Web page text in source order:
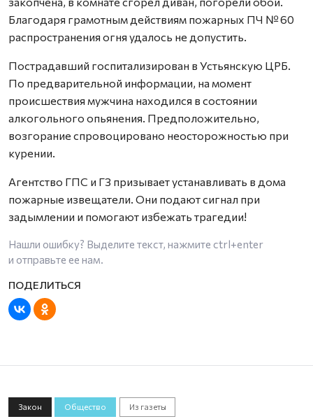
Благодаря грамотным действиям пожарных ПЧ № 60
распространения огня удалось не допустить.
Пострадавший госпитализирован в Устьянскую ЦРБ.
По предварительной информации, на момент
происшествия мужчина находился в состоянии
алкогольного опьянения. Предположительно,
возгорание спровоцировано неосторожностью при
курении.
Агентство ГПС и ГЗ призывает устанавливать в дома
пожарные извещатели. Они подают сигнал при
задымлении и помогают избежать трагедии!
Нашли ошибку? Выделите текст, нажмите ctrl+enter
и отправьте ее нам.
Закон Общество Из газеты